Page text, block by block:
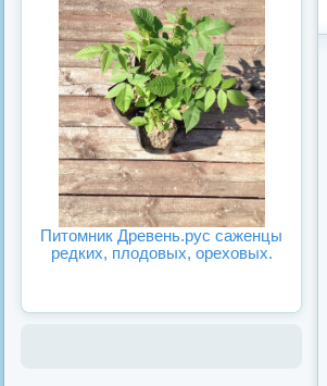
Питомник Древень.рус саженцы
редких, плодовых, ореховых.